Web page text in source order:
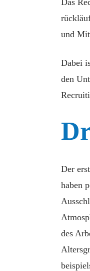
Das
und
Dabei
den
Der
haben
des